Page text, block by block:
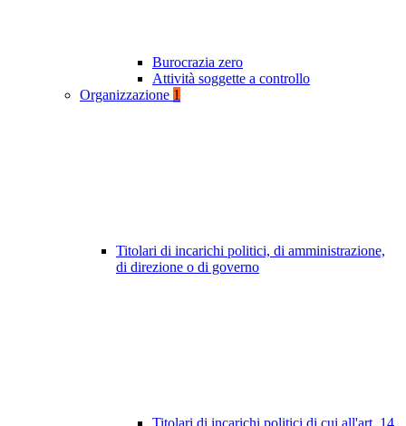
Burocrazia zero
Attività soggette a controllo
Organizzazione 1
Titolari di incarichi politici, di amministrazione,
di direzione o di governo